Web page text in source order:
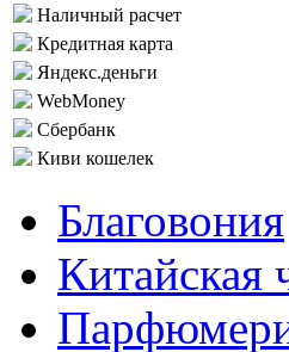
Наличный расчет
Кредитная карта
Яндекс.деньги
WebMoney
Сбербанк
Киви кошелек
Благовония
Китайская